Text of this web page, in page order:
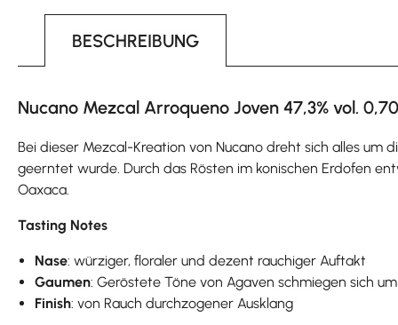
BESCHREIBUNG
Nucano Mezcal Arroqueno Joven 47,3% vol.
Bei dieser Mezcal-Kreation von Nucano dreht sich alles um
geerntet wurde. Durch das Rösten im konischen Erdofen
Oaxaca.
Tasting Notes
Nase: würziger, floraler und dezent rauchiger Auftakt
Gaumen: Geröstete Töne von Agaven schmiegen sich
Finish: von Rauch durchzogener Ausklang